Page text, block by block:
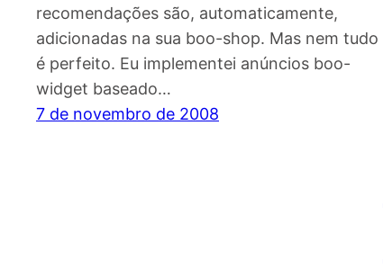
recomendações são, automaticamente,
adicionadas na sua boo-shop. Mas nem tudo
é perfeito. Eu implementei anúncios boo-
widget baseado…
7 de novembro de 2008